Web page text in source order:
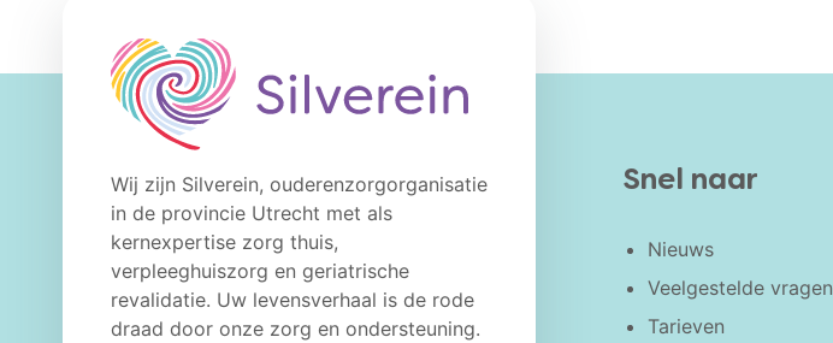
Wij zijn Silverein, ouderenzorgorganisatie
in de provincie Utrecht met als
kernexpertise zorg thuis,
verpleeghuiszorg en geriatrische
revalidatie. Uw levensverhaal is de rode
draad door onze zorg en ondersteuning.
Snel naar
Nieuws
Veelgestelde vragen
Tarieven